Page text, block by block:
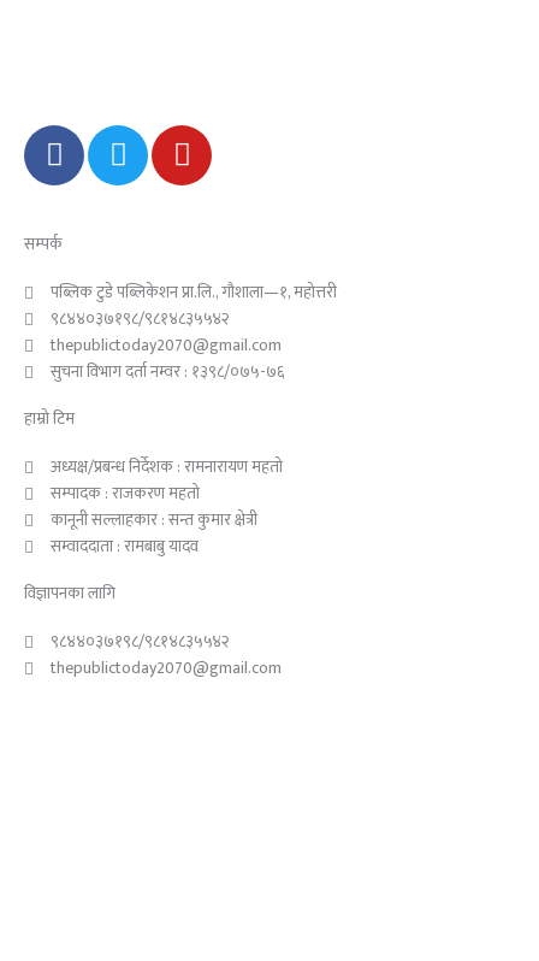
F
a
c
e
b
o
o
k
T
w
i
e
r
Y
o
u
b
e
सम्पर्क
पब्लिक टुडे पब्लिकेशन प्रा.लि., गौशाला—१, महोत्तरी
९८४४०३७१९८/९८१४८३५५४२
thepublictoday2070@gmail.com
सुचना विभाग दर्ता नम्वर : १३९८/०७५-७६
हाम्रो टिम
अध्यक्ष/प्रबन्ध निर्देशक : रामनारायण महतो
सम्पादक : राजकरण महतो
कानूनी सल्लाहकार : सन्त कुमार क्षेत्री
सम्वाददाता : रामबाबु यादव
विज्ञापनका लागि
९८४४०३७१९८/९८१४८३५५४२
thepublictoday2070@gmail.com